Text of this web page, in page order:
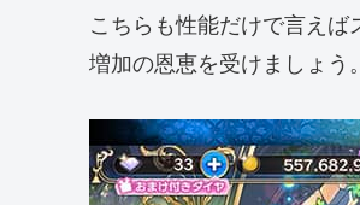
こちらも性能だけで言え
増加の恩恵を受けましょう。